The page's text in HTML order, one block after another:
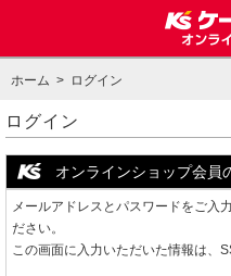
ホーム > ログイン
ログイン
オンラインショップ会員
メールアドレスとパスワードをご入
ださい。
この画面に入力いただいた情報は、